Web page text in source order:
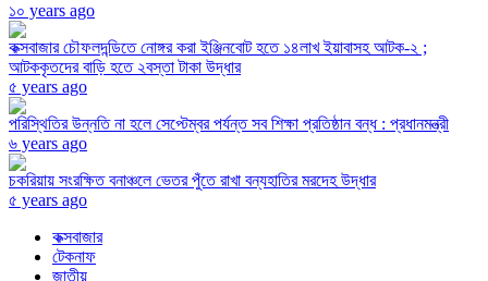
১০ years ago
কক্সবাজার চৌফলদন্ডিতে নোঙ্গর করা ইঞ্জিনবোট হতে ১৪লাখ ইয়াবাসহ আটক-২ ;
আটককৃতদের বাড়ি হতে ২বস্তা টাকা উদ্ধার
৫ years ago
পরিস্থিতির উন্নতি না হলে সেপ্টেম্বর পর্যন্ত সব শিক্ষা প্রতিষ্ঠান বন্ধ : প্রধানমন্ত্রী
৬ years ago
চকরিয়ায় সংরক্ষিত বনাঞ্চলে ভেতর পুঁতে রাখা বন্যহাতির মরদেহ উদ্ধার
৫ years ago
কক্সবাজার
টেকনাফ
জাতীয়